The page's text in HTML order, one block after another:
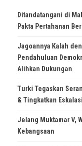
Ditandatangani di
Pakta Pertahanan
Jagoannya Kalah
Pendahuluan
Alihkan Dukungan
Turki Tegaskan
& Tingkatkan
Jelang Muktamar V,
Kebangsaan